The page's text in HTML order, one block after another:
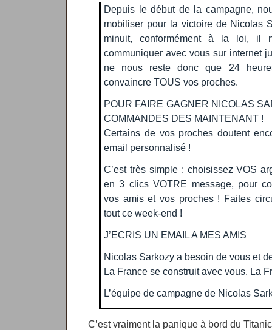
Depuis le début de la campagne,
mobiliser pour la victoire de Nicolas
minuit, conformément à la loi, il
communiquer avec vous sur internet
ne nous reste donc que 24
convaincre TOUS vos proches.
POUR FAIRE GAGNER NICOLAS
COMMANDES DES MAINTENANT !
Certains de vos proches doutent
email personnalisé !
C’est très simple : choisissez VOS
en 3 clics VOTRE message, pour
vos amis et vos proches ! Faites
tout ce week-end !
J’ECRIS UN EMAIL A MES AMIS
Nicolas Sarkozy a besoin de vous et
La France se construit avec vous. La
L’équipe de campagne de Nicolas
C’est vraiment la panique à bord du